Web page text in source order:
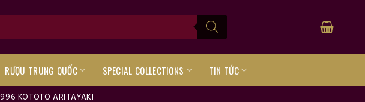
RƯỢU TRUNG QUỐC SPECIAL COLLECTIONS TIN TỨC
KOTOTO ARITAYAKI